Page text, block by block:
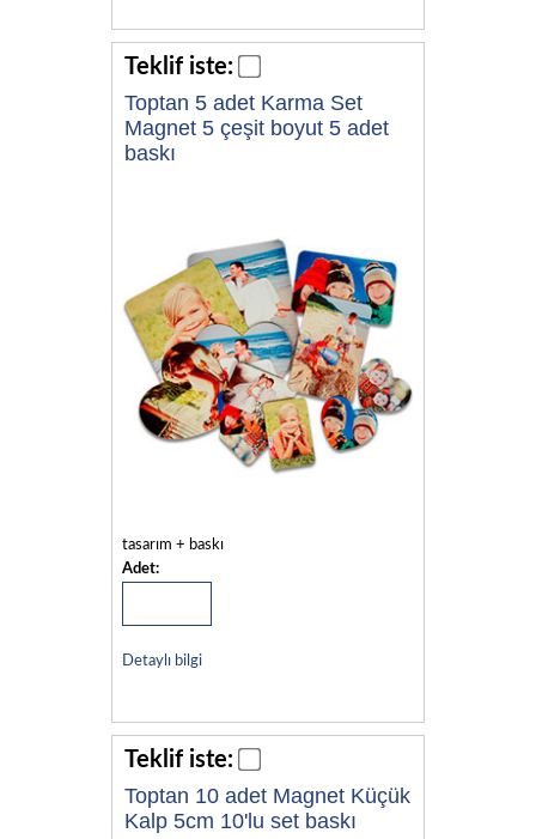
Teklif iste:
Toptan 5 adet Karma Set
Magnet 5 çeşit boyut 5 adet
baskı
tasarım + baskı
Adet:
Detaylı bilgi
Teklif iste:
Toptan 10 adet Magnet Küçük
Kalp 5cm 10'lu set baskı